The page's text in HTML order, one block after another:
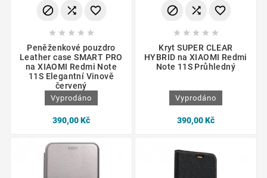
  
    
Peněženkové pouzdro
Leather case SMART PRO
na XIAOMI Redmi Note
11S Elegantní Vinově
červený
Vyprodáno
390,00 Kč
  
    
Kryt SUPER CLEAR
HYBRID na XIAOMI Redmi
Note 11S Průhledný
Vyprodáno
390,00 Kč